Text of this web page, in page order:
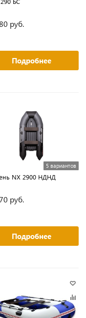
руб.
Подробнее
5 вариантов
NX 2900 НДНД
руб.
Подробнее